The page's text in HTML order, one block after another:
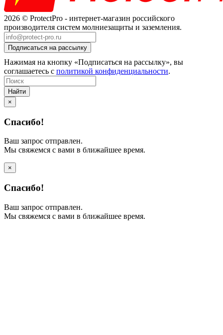
2026 © ProtectPro - интернет-магазин российского
производителя систем молниезащиты и заземления.
Нажимая на кнопку «Подписаться на рассылку», вы
соглашаетесь с политикой конфиденциальности.
Найти
×
Спасибо!
Ваш запрос отправлен.
Мы свяжемся с вами в ближайшее время.
×
Спасибо!
Ваш запрос отправлен.
Мы свяжемся с вами в ближайшее время.